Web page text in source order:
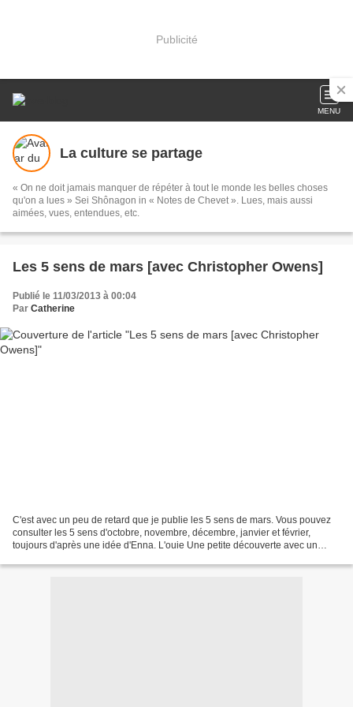
Publicité
MENU
La culture se partage
« On ne doit jamais manquer de répéter à tout le monde les belles choses
qu'on a lues » Sei Shônagon in « Notes de Chevet ». Lues, mais aussi
aimées, vues, entendues, etc.
Les 5 sens de mars [avec Christopher Owens]
Publié le 11/03/2013 à 00:04
Par Catherine
C'est avec un peu de retard que je publie les 5 sens de mars. Vous pouvez
consulter les 5 sens d'octobre, novembre, décembre, janvier et février,
toujours d'après une idée d'Enna. L'ouie Une petite découverte avec un